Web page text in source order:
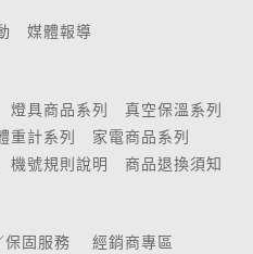
媒體報導
燈具商品系列
真空保溫系列
重計系列
家電商品系列
機號規則說明 商品退換須知
保固服務 經銷商專區